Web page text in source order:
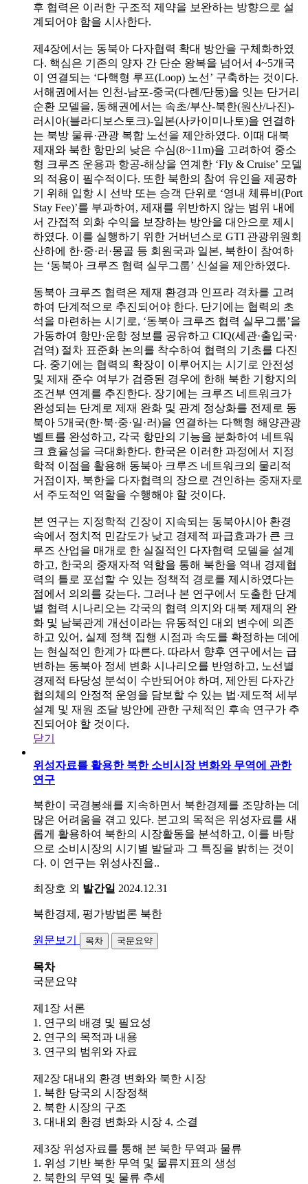
후 협력은 이러한 구조적 제약을 보완하는 방향으로 설
계되어야 함을 시사한다.
제4장에서는 동북아 다자협력 확대 방안을 구체화하였
다. 핵심은 기존의 양자 간 단순 왕복을 넘어서 4~5개국
이 연결되는 ‘다핵형 루프(Loop) 노선’ 구축하는 것이다.
서해권에서는 인천-남포-중국(다롄/단둥)을 잇는 단거리
순환 모델을, 동해권에서는 속초/부산-북한(원산/나진)-
러시아(블라디보스토크)-일본(사카이미나토)을 연결하
는 북방 물류·관광 복합 노선을 제안하였다. 이때 대북
제재와 북한 항만의 낮은 수심(8~11m)을 고려하여 중소
형 크루즈 운용과 항공-해상을 연계한 ‘Fly & Cruise’ 모델
의 적용이 필수적이다. 또한 북한의 참여 유인을 제공하
기 위해 입항 시 선박 또는 승객 단위로 ‘영내 체류비(Port
Stay Fee)’를 부과하여, 제재를 위반하지 않는 범위 내에
서 간접적 외화 수익을 보장하는 방안을 대안으로 제시
하였다. 이를 실행하기 위한 거버넌스로 GTI 관광위원회
산하에 한·중·러·몽골 등 회원국과 일본, 북한이 참여하
는 ‘동북아 크루즈 협력 실무그룹’ 신설을 제안하였다.
동북아 크루즈 협력은 제재 환경과 인프라 격차를 고려
하여 단계적으로 추진되어야 한다. 단기에는 협력의 초
석을 마련하는 시기로, ‘동북아 크루즈 협력 실무그룹’을
가동하여 항만·운항 정보를 공유하고 CIQ(세관·출입국·
검역) 절차 표준화 논의를 착수하여 협력의 기초를 다진
다. 중기에는 협력의 확장이 이루어지는 시기로 안전성
및 제재 준수 여부가 검증된 경우에 한해 북한 기항지의
조건부 연계를 추진한다. 장기에는 크루즈 네트워크가
완성되는 단계로 제재 완화 및 관계 정상화를 전제로 동
북아 5개국(한·북·중·일·러)을 연결하는 다핵형 해양관광
벨트를 완성하고, 각국 항만의 기능을 분화하여 네트워
크 효율성을 극대화한다. 한국은 이러한 과정에서 지정
학적 이점을 활용해 동북아 크루즈 네트워크의 물리적
거점이자, 북한을 다자협력의 장으로 견인하는 중재자로
서 주도적인 역할을 수행해야 할 것이다.
본 연구는 지정학적 긴장이 지속되는 동북아시아 환경
속에서 정치적 민감도가 낮고 경제적 파급효과가 큰 크
루즈 산업을 매개로 한 실질적인 다자협력 모델을 설계
하고, 한국의 중재자적 역할을 통해 북한을 역내 경제협
력의 틀로 포섭할 수 있는 정책적 경로를 제시하였다는
점에서 의의를 갖는다. 그러나 본 연구에서 도출한 단계
별 협력 시나리오는 각국의 협력 의지와 대북 제재의 완
화 및 남북관계 개선이라는 유동적인 대외 변수에 의존
하고 있어, 실제 정책 집행 시점과 속도를 확정하는 데에
는 현실적인 한계가 따른다. 따라서 향후 연구에서는 급
변하는 동북아 정세 변화 시나리오를 반영하고, 노선별
경제적 타당성 분석이 수반되어야 하며, 제안된 다자간
협의체의 안정적 운영을 담보할 수 있는 법·제도적 세부
설계 및 재원 조달 방안에 관한 구체적인 후속 연구가 추
진되어야 할 것이다.
닫기
위성자료를 활용한 북한 소비시장 변화와 무역에 관한
연구
북한이 국경봉쇄를 지속하면서 북한경제를 조망하는 데
많은 어려움을 겪고 있다. 본고의 목적은 위성자료를 새
롭게 활용하여 북한의 시장활동을 분석하고, 이를 바탕
으로 소비시장의 시기별 발달과 그 특징을 밝히는 것이
다. 이 연구는 위성사진을..
최장호 외 발간일 2024.12.31
북한경제, 평가방법론 북한
원문보기 목차 국문요약
목차
국문요약
제1장 서론
1. 연구의 배경 및 필요성
2. 연구의 목적과 내용
3. 연구의 범위와 자료
제2장 대내외 환경 변화와 북한 시장
1. 북한 당국의 시장정책
2. 북한 시장의 구조
3. 대내외 환경 변화와 시장 4. 소결
제3장 위성자료를 통해 본 북한 무역과 물류
1. 위성 기반 북한 무역 및 물류지표의 생성
2. 북한의 무역 및 물류 추세